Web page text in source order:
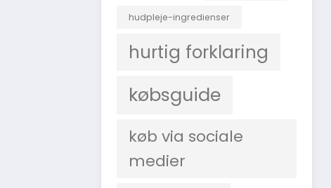
hudpleje-ingredienser
hurtig forklaring
købsguide
køb via sociale
medier